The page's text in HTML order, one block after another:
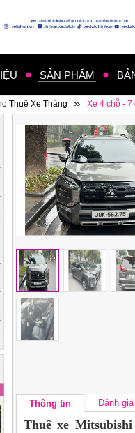
SẢN PHẨM
Thuê Xe Tháng Xe 4 chỗ - 7
Thông tin Đánh giá
Thuê xe